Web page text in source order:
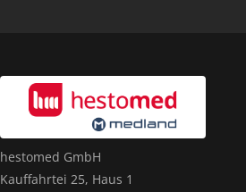
hestomed GmbH
Kauffahrtei 25, Haus 1